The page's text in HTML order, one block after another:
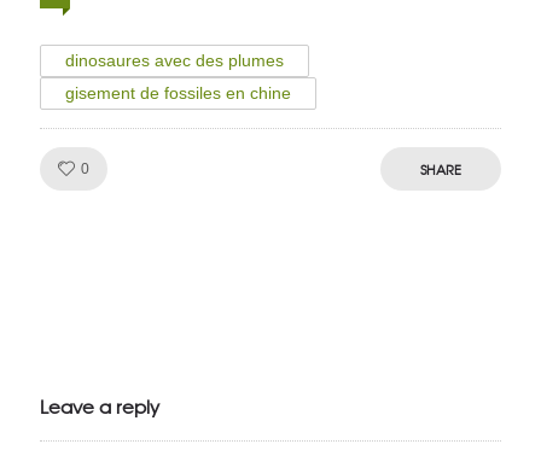
dinosaures avec des plumes
gisement de fossiles en chine
0 SHARE
Leave a reply